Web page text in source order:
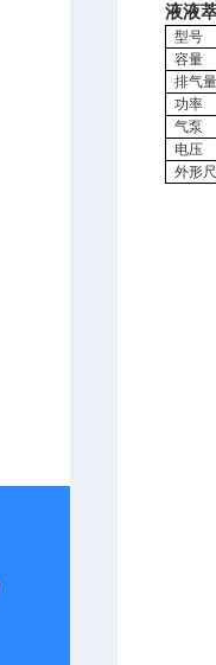
液液
型号
容量
排气量
功率
气泵
电压
外形